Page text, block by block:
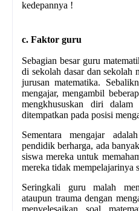
kedepannya !
c. Faktor guru
Sebagian besar guru
di sekolah dasar dan sekolah
jurusan matematika.
mengajar, mengambil
mengkhususkan diri dalam
ditempatkan pada posisi
Sementara mengajar
pendidik berharga, ada
siswa mereka untuk
mereka tidak mempelajarinya
Seringkali guru malah
ataupun trauma dengan